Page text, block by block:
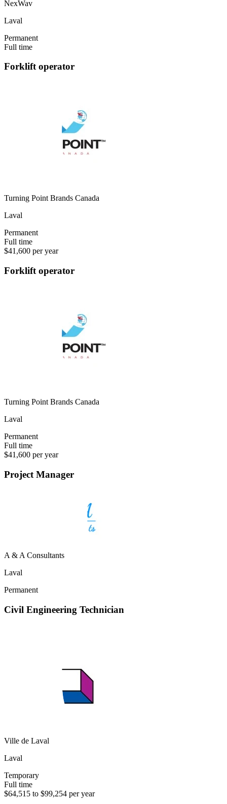
NexWav
Laval
Permanent
Full time
Forklift operator
Turning Point Brands Canada
Laval
Permanent
Full time
$41,600 per year
Forklift operator
Turning Point Brands Canada
Laval
Permanent
Full time
$41,600 per year
Project Manager
A & A Consultants
Laval
Permanent
Civil Engineering Technician
Ville de Laval
Laval
Temporary
Full time
$64,515 to $99,254 per year